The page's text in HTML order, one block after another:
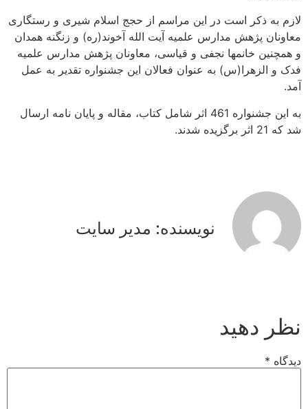
لازم به ذکر است در این مراسم از حجج اسلام شیری و رستگاری
معاونان پژهش مدارس علمیه آیت الله آخوند(ره) و زنگنه همدان
و همچنین خانمها نجفی و قیاسی، معاونان پژهش مدارس علمیه
فدک و الزهرا(س) به عنوان فعالان این جشنواره تقدیر به عمل
آمد.
به این جشنواره 461 اثر شامل کتاب، مقاله و پایان نامه ارسال
شد که 21 اثر برگزیده شدند.
نویسنده: مدیر سایت
نظر دهید
دیدگاه*